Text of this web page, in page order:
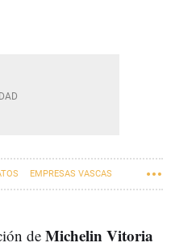
EMPRESAS VASCAS
de Michelin Vitoria